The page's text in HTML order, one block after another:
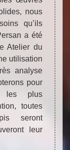
nous
qu’ils
a été
Atelier du
utilisation
analyse
pour
les plus
toutes
seront
leur